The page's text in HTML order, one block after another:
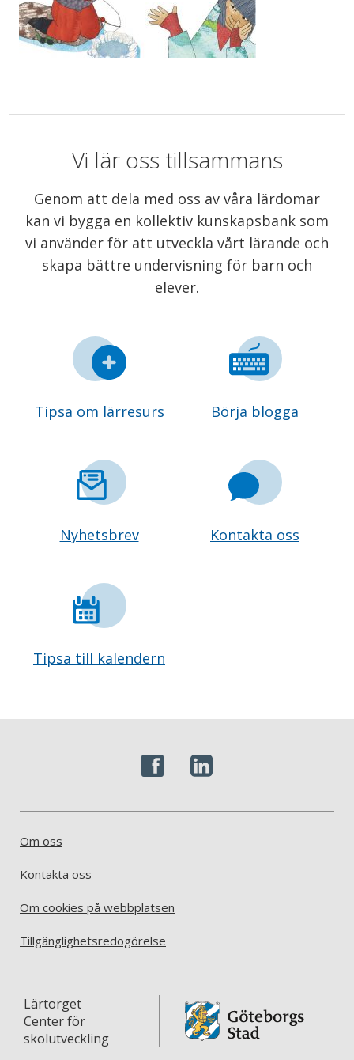
Vi lär oss tillsammans
Genom att dela med oss av våra lärdomar
kan vi bygga en kollektiv kunskapsbank som
vi använder för att utveckla vårt lärande och
skapa bättre undervisning för barn och
elever.
Tipsa om lärresurs Börja blogga
Nyhetsbrev Kontakta oss
Tipsa till kalendern
Om oss
Kontakta oss
Om cookies på webbplatsen
Tillgänglighetsredogörelse
Lärtorget
Center för
skolutveckling